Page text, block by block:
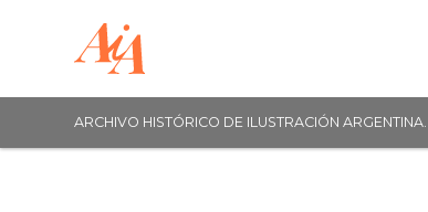
ARCHIVO HISTÓRICO DE ILUSTRACIÓN